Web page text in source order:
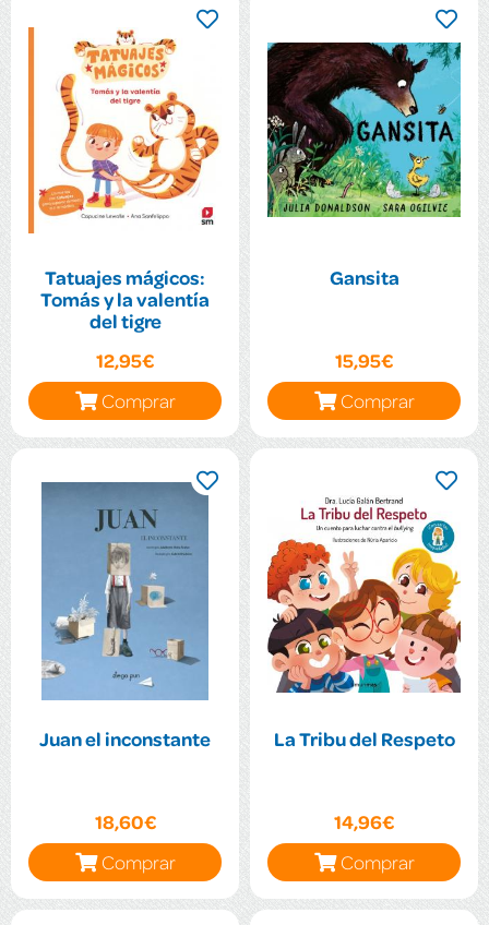
Tatuajes mágicos:
Tomás y la valentía
del tigre
12,95€
Comprar
Gansita
15,95€
Comprar
Juan el inconstante
18,60€
Comprar
La Tribu del Respeto
14,96€
Comprar